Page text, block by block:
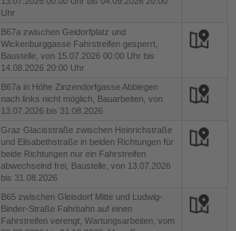
Uhr
B67a zwischen Geidorfplatz und
Wickenburggasse Fahrstreifen gesperrt,
Baustelle, von 15.07.2026 00:00 Uhr bis
14.08.2026 20:00 Uhr
B67a in Höhe Zinzendorfgasse Abbiegen
nach links nicht möglich, Bauarbeiten, von
13.07.2026 bis 31.08.2026
Graz Glacisstraße zwischen Heinrichstraße
und Elisabethstraße in beiden Richtungen für
beide Richtungen nur ein Fahrstreifen
abwechselnd frei, Baustelle, von 13.07.2026
bis 31.08.2026
B65 zwischen Gleisdorf Mitte und Ludwig-
Binder-Straße Fahrbahn auf einen
Fahrstreifen verengt, Wartungsarbeiten, vom